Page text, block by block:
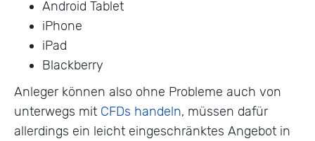
Android Tablet
iPhone
iPad
Blackberry
Anleger können also ohne Probleme auch von
unterwegs mit CFDs handeln, müssen dafür
allerdings ein leicht eingeschränktes Angebot in